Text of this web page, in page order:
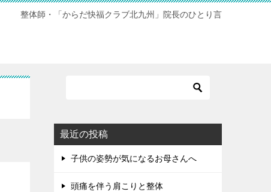
整体師・「からだ快福クラブ北九州」院長のひとり言
最近の投稿
子供の姿勢が気になるお母さんへ
頭痛を伴う肩こりと整体